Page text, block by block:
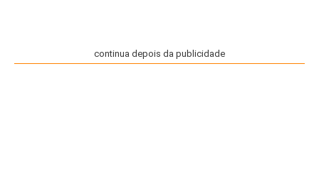
continua depois da publicidade